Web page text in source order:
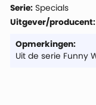
Serie: Specials
Uitgever/producent:
Opmerkingen:
Uit de serie Funny